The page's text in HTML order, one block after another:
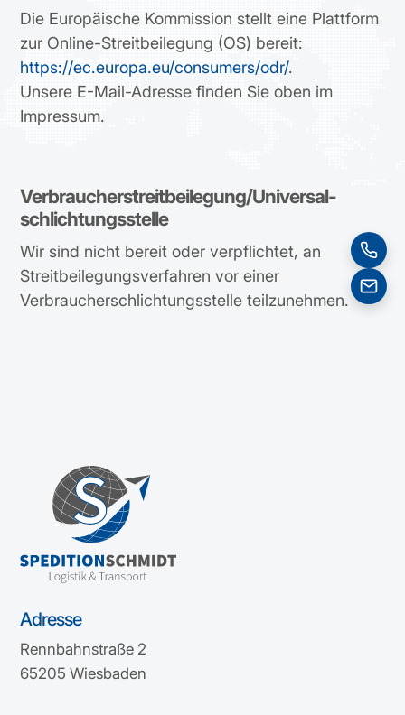
Die Europäische Kommission stellt eine Plattform
zur Online-Streitbeilegung (OS) bereit:
https://ec.europa.eu/consumers/odr/.
Unsere E-Mail-Adresse finden Sie oben im
Impressum.
Verbraucher­streit­beilegung/Universal­
schlichtungs­stelle
Wir sind nicht bereit oder verpflichtet, an
Streitbeilegungsverfahren vor einer
Verbraucherschlichtungsstelle teilzunehmen.
Adresse
Rennbahnstraße 2
65205 Wiesbaden